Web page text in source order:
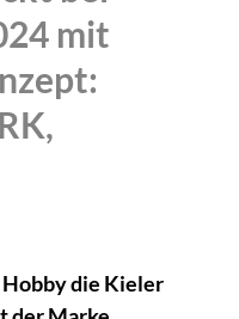
mit
die Kieler